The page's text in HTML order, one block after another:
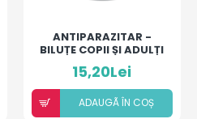
ANTIPARAZITAR -
BILUȚE COPII ȘI ADULȚI
15,20Lei
ADAUGÃ ÎN COȘ